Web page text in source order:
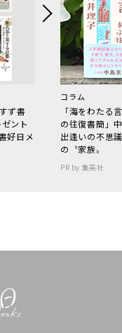
ず書
ント
好日メ
コラム
「海をわた
の往復書簡」
出逢いの不思
の〝家族〟
PR by 集英社